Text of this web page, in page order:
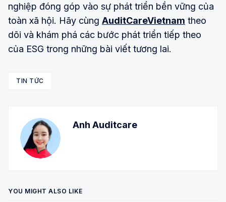
nghiệp đóng góp vào sự phát triển bền vững của
toàn xã hội. Hãy cùng AuditCareVietnam theo
dõi và khám phá các bước phát triển tiếp theo
của ESG trong những bài viết tương lai.
TIN TỨC
Anh Auditcare
YOU MIGHT ALSO LIKE